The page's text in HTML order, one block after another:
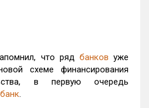
что ряд банков уже
схеме финансирования
в первую очередь
.